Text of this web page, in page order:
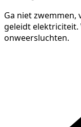
Ga niet zwemmen,
geleidt
onweersluchten.